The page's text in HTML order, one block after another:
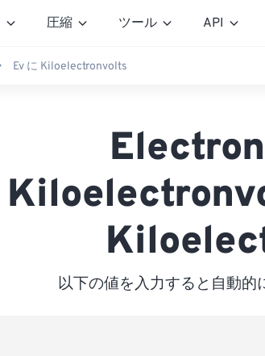
圧縮 ツール API
Ev に Kiloelectronvolts
以下の値を入力すると自動